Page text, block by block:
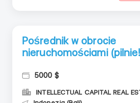
Pośrednik w obrocie
nieruchomościami
5000 $
INTELLECTUAL CAPITAL REAL